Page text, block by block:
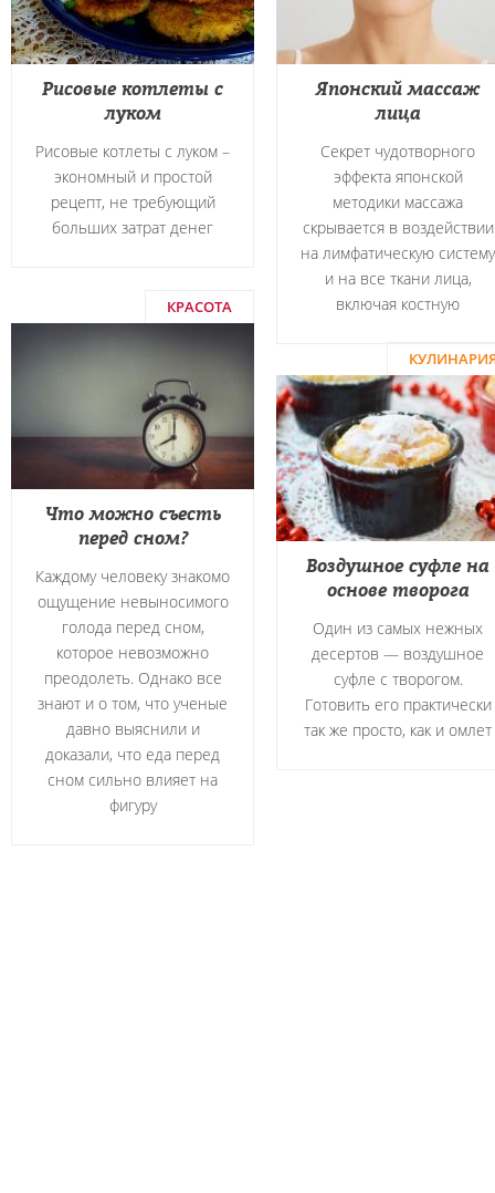
Рисовые котлеты с
луком
Рисовые котлеты с луком –
экономный и простой
рецепт, не требующий
больших затрат денег
Японский массаж
лица
Секрет чудотворного
эффекта японской
методики массажа
скрывается в воздействии
на лимфатическую систему
и на все ткани лица,
включая костную
КРАСОТА
Что можно съесть
перед сном?
Каждому человеку знакомо
ощущение невыносимого
голода перед сном,
которое невозможно
преодолеть. Однако все
знают и о том, что ученые
давно выяснили и
доказали, что еда перед
сном сильно влияет на
фигуру
Воздушное суфле на
основе творога
Один из самых нежных
десертов — воздушное
суфле с творогом.
Готовить его практически
так же просто, как и омлет